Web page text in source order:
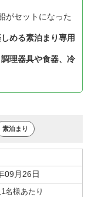
がセットになった
める素泊まり専用
理器具や食器、冷
素泊まり
09月26日
名様あたり